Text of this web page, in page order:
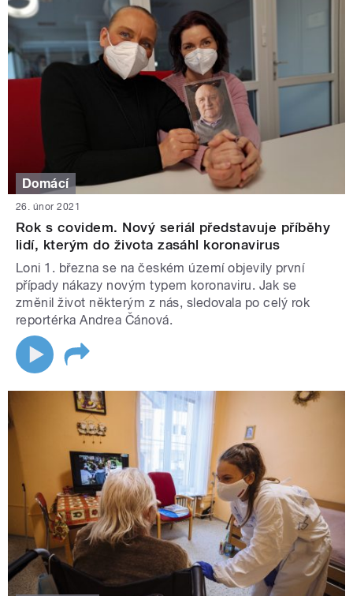
Domácí
26. únor 2021
Rok s covidem. Nový seriál představuje příběhy
lidí, kterým do života zasáhl koronavirus
Loni 1. března se na českém území objevily první
případy nákazy novým typem koronaviru. Jak se
změnil život některým z nás, sledovala po celý rok
reportérka Andrea Čánová.